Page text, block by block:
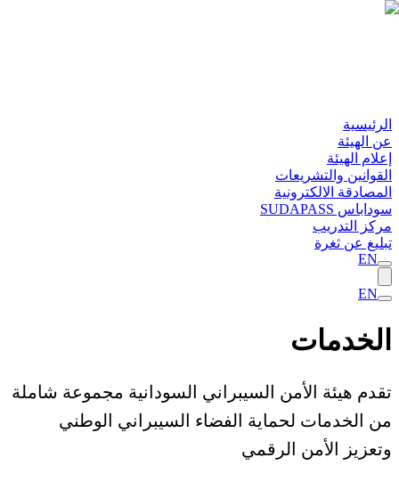
الرئيسية
عن الهيئة
إعلام الهيئة
القوانين والتشريعات
المصادقة الالكترونية
سوداباس SUDAPASS
مركز التدريب
تبليغ عن ثغرة
EN
EN
الخدمات
تقدم هيئة الأمن السيبراني السودانية مجموعة شاملة
من الخدمات لحماية الفضاء السيبراني الوطني
وتعزيز الأمن الرقمي